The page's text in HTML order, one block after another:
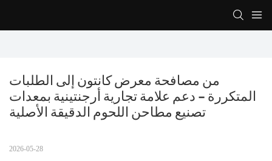
من مصافحة معرض كانتون إلى الطلبات
المتكررة - دعم علامة تجارية أرجنتينية بمعدات
تصنيع مطاحن اللحوم الدقيقة الأصلية
2026-05-28